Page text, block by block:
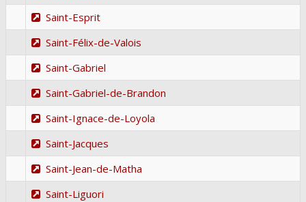
Saint-Esprit
Saint-Félix-de-Valois
Saint-Gabriel
Saint-Gabriel-de-Brandon
Saint-Ignace-de-Loyola
Saint-Jacques
Saint-Jean-de-Matha
Saint-Liguori